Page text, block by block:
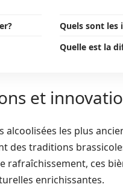
Quels sont les
Quelle est la
et
alcoolisées les plus
des traditions
rafraîchissement, ces
enrichissantes.